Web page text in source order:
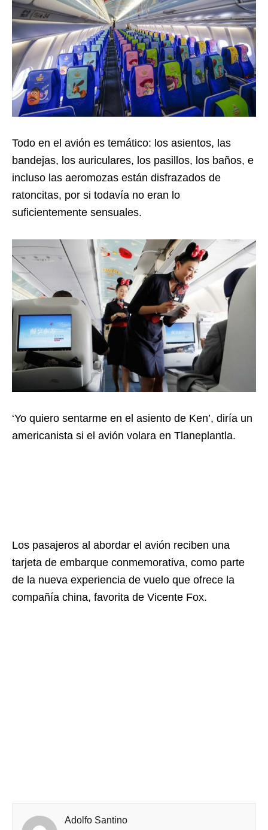
Todo en el avión es temático: los asientos, las
bandejas, los auriculares, los pasillos, los baños, e
incluso las aeromozas están disfrazados de
ratoncitas, por si todavía no eran lo
suficientemente sensuales.
‘Yo quiero sentarme en el asiento de Ken’, diría un
americanista si el avión volara en Tlaneplantla.
Los pasajeros al abordar el avión reciben una
tarjeta de embarque conmemorativa, como parte
de la nueva experiencia de vuelo que ofrece la
compañía china, favorita de Vicente Fox.
Adolfo Santino